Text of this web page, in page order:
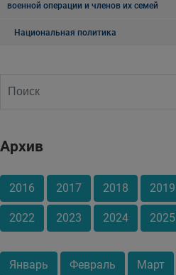
военной операции и членов их семей
Национальная политика
Архив
2016 2017 2018 2019
2022 2023 2024 2025
Январь Февраль Март